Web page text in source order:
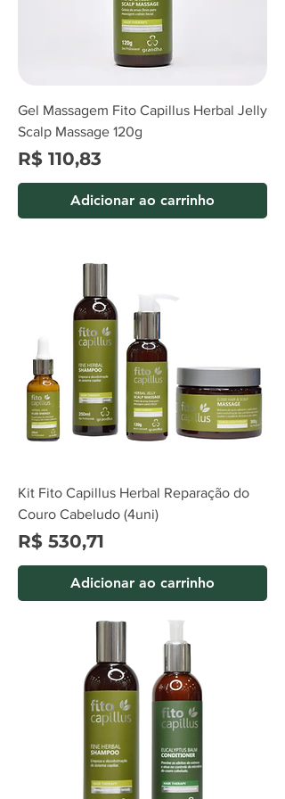
Gel Massagem Fito Capillus Herbal Jelly
Scalp Massage 120g
Preço
R$ 110,83
Adicionar ao carrinho
Kit Fito Capillus Herbal Reparação do
Couro Cabeludo (4uni)
Preço
R$ 530,71
Adicionar ao carrinho